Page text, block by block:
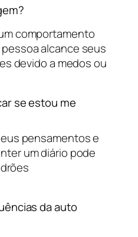
comportamento
alcance seus
devido a medos ou
se estou me
pensamentos e
um diário pode
da auto